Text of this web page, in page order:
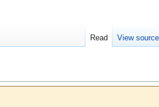
Read View source